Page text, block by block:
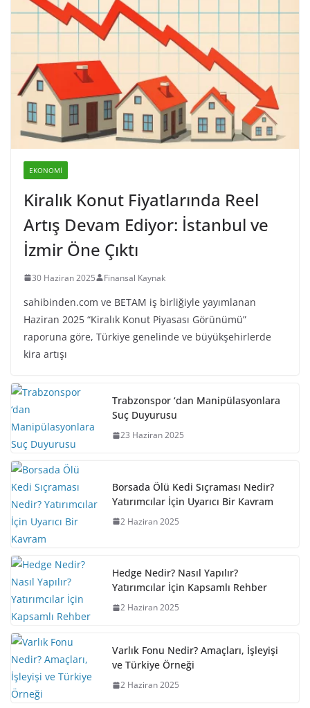
EKONOMI
Kiralık Konut Fiyatlarında Reel
Artış Devam Ediyor: İstanbul ve
İzmir Öne Çıktı
30 Haziran 2025 Finansal Kaynak
sahibinden.com ve BETAM iş birliğiyle yayımlanan
Haziran 2025 “Kiralık Konut Piyasası Görünümü”
raporuna göre, Türkiye genelinde ve büyükşehirlerde
kira artışı
Trabzonspor ‘dan Manipülasyonlara
Suç Duyurusu
23 Haziran 2025
Borsada Ölü Kedi Sıçraması Nedir?
Yatırımcılar İçin Uyarıcı Bir Kavram
2 Haziran 2025
Hedge Nedir? Nasıl Yapılır?
Yatırımcılar İçin Kapsamlı Rehber
2 Haziran 2025
Varlık Fonu Nedir? Amaçları, İşleyişi
ve Türkiye Örneği
2 Haziran 2025